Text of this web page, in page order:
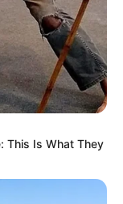
This Is What They